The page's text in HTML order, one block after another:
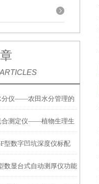
分仪——农田水分管理的
具
合测定仪——植物生理生
测设备
F型数字凹坑深度仪标配
辨率0.01mm量程
数显台式自动测厚仪功能